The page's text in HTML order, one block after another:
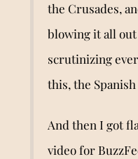
the Crusades,
blowing it all
scrutinizing
this, the
And then I got
video for